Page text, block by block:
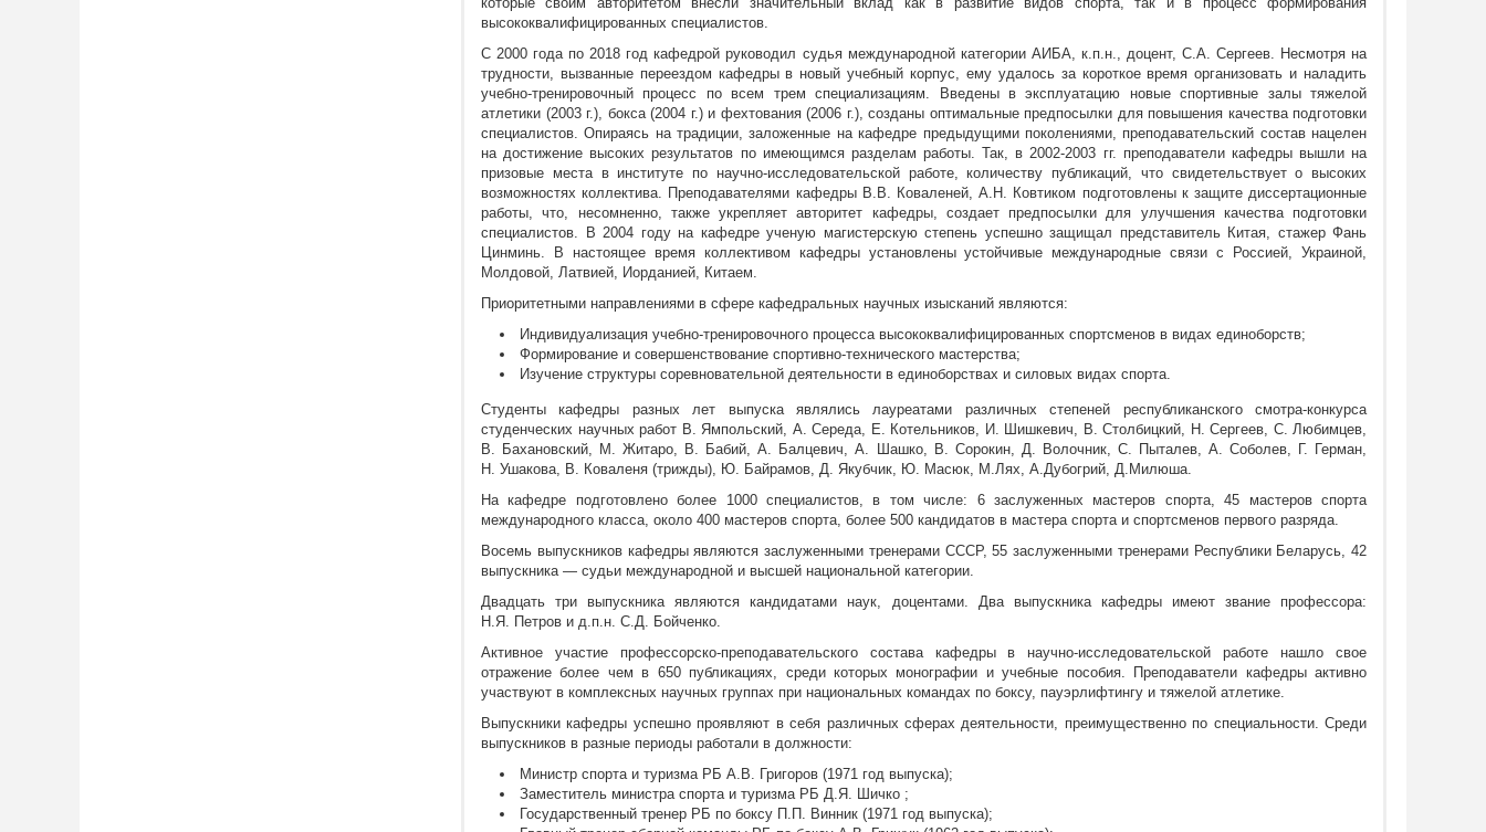
высококвалифицированных специалистов.
С 2000 года по 2018 год кафедрой руководил судья международной категории АИБА, к.п.н., доцент, С.А. Сергеев. Несмотря на
трудности, вызванные переездом кафедры в новый учебный корпус, ему удалось за короткое время организовать и наладить
учебно-тренировочный процесс по всем трем специализациям. Введены в эксплуатацию новые спортивные залы тяжелой
атлетики (2003 г.), бокса (2004 г.) и фехтования (2006 г.), созданы оптимальные предпосылки для повышения качества подготовки
специалистов. Опираясь на традиции, заложенные на кафедре предыдущими поколениями, преподавательский состав нацелен
на достижение высоких результатов по имеющимся разделам работы. Так, в 2002-2003 гг. преподаватели кафедры вышли на
призовые места в институте по научно-исследовательской работе, количеству публикаций, что свидетельствует о высоких
возможностях коллектива. Преподавателями кафедры В.В. Коваленей, А.Н. Ковтиком подготовлены к защите диссертационные
работы, что, несомненно, также укрепляет авторитет кафедры, создает предпосылки для улучшения качества подготовки
специалистов. В 2004 году на кафедре ученую магистерскую степень успешно защищал представитель Китая, стажер Фань
Цинминь. В настоящее время коллективом кафедры установлены устойчивые международные связи с Россией, Украиной,
Молдовой, Латвией, Иорданией, Китаем.
Приоритетными направлениями в сфере кафедральных научных изысканий являются:
Индивидуализация учебно-тренировочного процесса высококвалифицированных спортсменов в видах единоборств;
Формирование и совершенствование спортивно-технического мастерства;
Изучение структуры соревновательной деятельности в единоборствах и силовых видах спорта.
Студенты кафедры разных лет выпуска являлись лауреатами различных степеней республиканского смотра-конкурса
студенческих научных работ В. Ямпольский, А. Середа, Е. Котельников, И. Шишкевич, В. Столбицкий, Н. Сергеев, С. Любимцев,
В. Бахановский, М. Житаро, В. Бабий, А. Балцевич, А. Шашко, В. Сорокин, Д. Волочник, С. Пыталев, А. Соболев, Г. Герман,
Н. Ушакова, В. Коваленя (трижды), Ю. Байрамов, Д. Якубчик, Ю. Масюк, М.Лях, А.Дубогрий, Д.Милюша.
На кафедре подготовлено более 1000 специалистов, в том числе: 6 заслуженных мастеров спорта, 45 мастеров спорта
международного класса, около 400 мастеров спорта, более 500 кандидатов в мастера спорта и спортсменов первого разряда.
Восемь выпускников кафедры являются заслуженными тренерами СССР, 55 заслуженными тренерами Республики Беларусь, 42
выпускника — судьи международной и высшей национальной категории.
Двадцать три выпускника являются кандидатами наук, доцентами. Два выпускника кафедры имеют звание профессора:
Н.Я. Петров и д.п.н. С.Д. Бойченко.
Активное участие профессорско-преподавательского состава кафедры в научно-исследовательской работе нашло свое
отражение более чем в 650 публикациях, среди которых монографии и учебные пособия. Преподаватели кафедры активно
участвуют в комплексных научных группах при национальных командах по боксу, пауэрлифтингу и тяжелой атлетике.
Выпускники кафедры успешно проявляют в себя различных сферах деятельности, преимущественно по специальности. Среди
выпускников в разные периоды работали в должности:
Министр спорта и туризма РБ А.В. Григоров (1971 год выпуска);
Заместитель министра спорта и туризма РБ Д.Я. Шичко ;
Государственный тренер РБ по боксу П.П. Винник (1971 год выпуска);